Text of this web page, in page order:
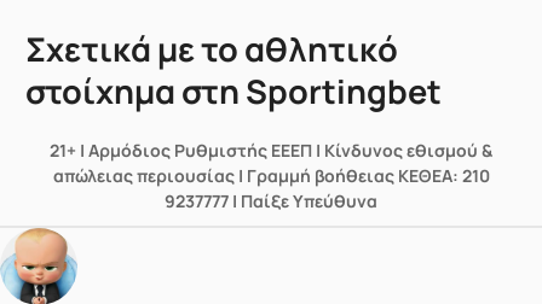
Σχετικά με το αθλητικό
στοίχημα στη Sportingbet
21+ | Αρμόδιος Ρυθμιστής ΕΕΕΠ | Κίνδυνος εθισμού &
απώλειας περιουσίας | Γραμμή βοήθειας ΚΕΘΕΑ: 210
9237777 | Παίξε Υπεύθυνα